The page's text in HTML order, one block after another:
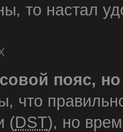
то настал
пояс,
что
(DST), но